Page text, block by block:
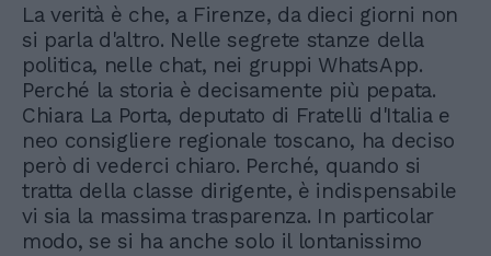
La verità è che, a Firenze, da dieci giorni non
si parla d'altro. Nelle segrete stanze della
politica, nelle chat, nei gruppi WhatsApp.
Perché la storia è decisamente più pepata.
Chiara La Porta, deputato di Fratelli d'Italia e
neo consigliere regionale toscano, ha deciso
però di vederci chiaro. Perché, quando si
tratta della classe dirigente, è indispensabile
vi sia la massima trasparenza. In particolar
modo, se si ha anche solo il lontanissimo